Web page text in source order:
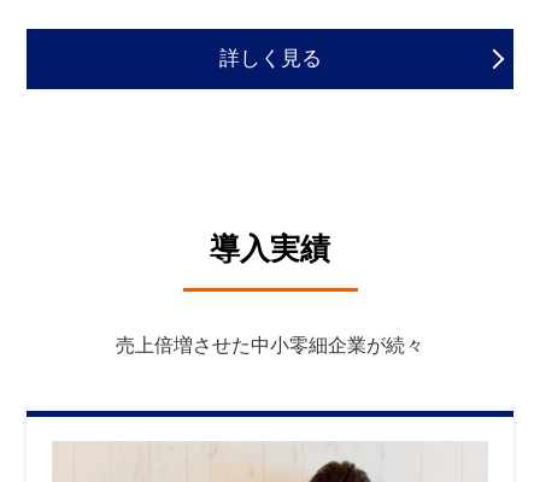
詳しく見る
導入実績
売上倍増させた中小零細企業が続々